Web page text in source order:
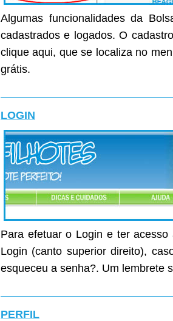
Algumas funcionalidades da
cadastrados e logados. O
clique aqui, que se localiza no
grátis.
LOGIN
Para efetuar o Login e ter
Login (canto superior direito),
esqueceu a senha?. Um
PERFIL